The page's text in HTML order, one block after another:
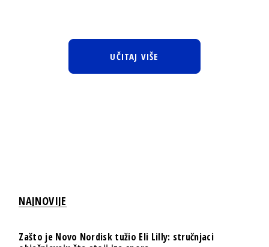
UČITAJ VIŠE
NAJNOVIJE
Zašto je Novo Nordisk tužio Eli Lilly: stručnjaci